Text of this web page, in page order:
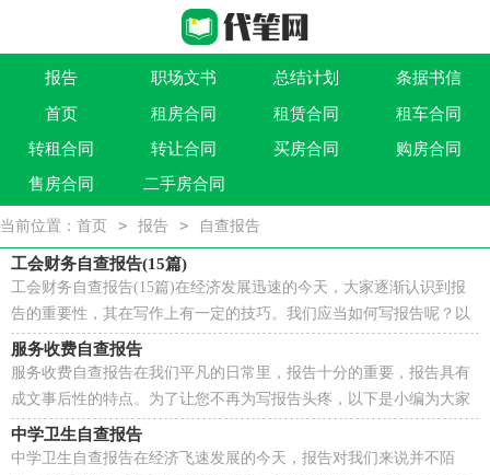
报告 职场文书 总结计划 条据书信
作文大全 实用文 祝福语 买卖类合同
借贷类合同 建筑类合同 劳动类合同 租售类合同
首页 租房合同 租赁合同
租车合同
转租合同
转让合同 买房合同
购房合同
售房合同
二手房合同
当前位置： 首页 > 报告 > 自查报告
工会财务自查报告(15篇)
工会财务自查报告(15篇)在经济发展迅速的今天，大家逐渐认识到报
告的重要性，其在写作上有一定的技巧。我们应当如何写报告呢？以
下是小编收集整理的工会财务自查报告，欢迎大家借鉴...
服务收费自查报告
服务收费自查报告在我们平凡的日常里，报告十分的重要，报告具有
成文事后性的特点。为了让您不再为写报告头疼，以下是小编为大家
整理的服务收费自查报告，欢迎阅读，希望大家能够喜欢...
中学卫生自查报告
中学卫生自查报告在经济飞速发展的今天，报告对我们来说并不陌